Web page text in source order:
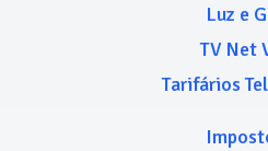
Luz e
TV Net
Tarifários